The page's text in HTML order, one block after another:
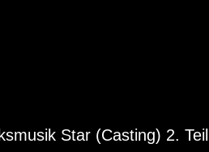
Star (Casting) 2. Teil